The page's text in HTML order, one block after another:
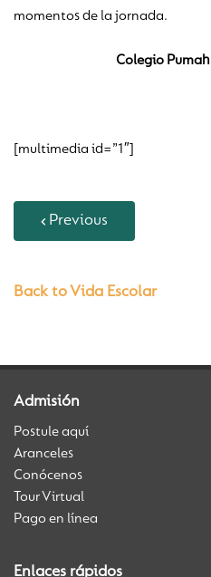
momentos de la jornada.
Colegio
[multimedia id=”1″]
Previous
Back to Vida Escolar
Admisión
Postule aquí
Aranceles
Conócenos
Tour Virtual
Pago en línea
Enlaces rápidos